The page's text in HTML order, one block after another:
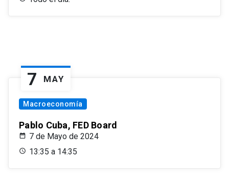
7 MAY
Macroeconomía
Pablo Cuba, FED Board
7 de Mayo de 2024
13:35 a 14:35